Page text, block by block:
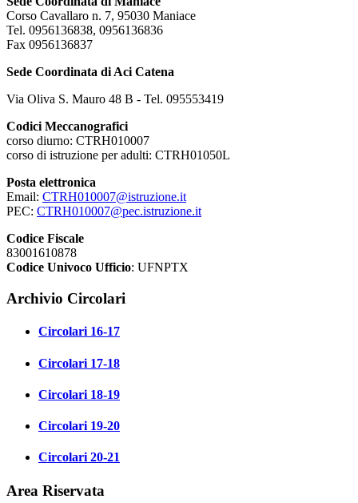
Corso Cavallaro n. 7, 95030 Maniace
Tel. 0956136838, 0956136836
Fax 0956136837
Sede Coordinata di Aci Catena
Via Oliva S. Mauro 48 B - Tel. 095553419
Codici Meccanografici
corso diurno: CTRH010007
corso di istruzione per adulti: CTRH01050L
Posta elettronica
Email: CTRH010007@istruzione.it
PEC: CTRH010007@pec.istruzione.it
Codice Fiscale
83001610878
Codice Univoco Ufficio: UFNPTX
Archivio Circolari
Circolari 16-17
Circolari 17-18
Circolari 18-19
Circolari 19-20
Circolari 20-21
Area Riservata